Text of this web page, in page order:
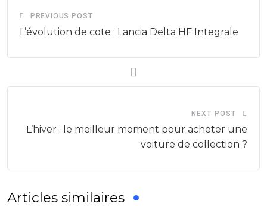
PREVIOUS POST
L’évolution de cote : Lancia Delta HF Integrale
NEXT POST
L’hiver : le meilleur moment pour acheter une
voiture de collection ?
Articles similaires